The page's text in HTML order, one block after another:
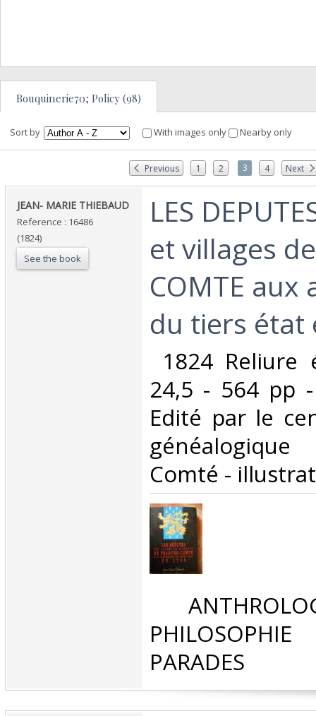
Bouquinerie70; Policy (98)
Sort by With images only Nearby only
Previous 1 2 3 4 Next
‎JEAN- MARIE THIEBAUD‎
Reference : 16486
(1824)
See the book
‎LES
et villages
COMTE aux
du tiers état
1824
24,5 - 564 pp
Edité par le
Comté -
PHILOSOPHIE
PARADES‎